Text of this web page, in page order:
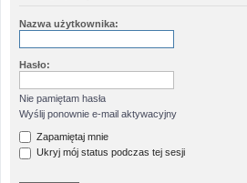
Nazwa użytkownika:
Hasło:
Nie pamiętam hasła
Wyślij ponownie e-mail aktywacyjny
Zapamiętaj mnie
Ukryj mój status podczas tej sesji